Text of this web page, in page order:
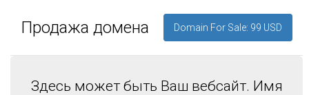
Domain For Sale: 99 USD
Продажа домена
Здесь может быть Ваш вебсайт. Имя